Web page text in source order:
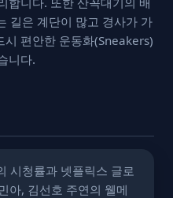
길은 계단이 많고 경사가 가
시 편안한 운동화(Sneakers)
니다.
시청률과 넷플릭스 글로
아, 김선호 주연의 웰메